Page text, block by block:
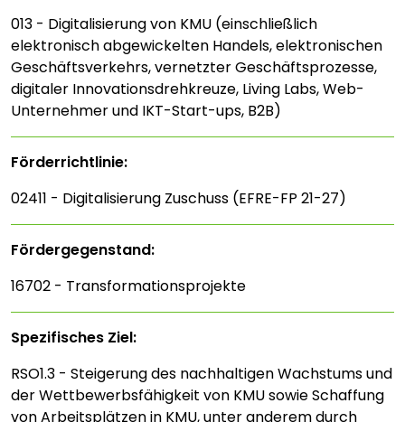
013 - Digitalisierung von KMU (einschließlich
elektronisch abgewickelten Handels, elektronischen
Geschäftsverkehrs, vernetzter Geschäftsprozesse,
digitaler Innovationsdrehkreuze, Living Labs, Web-
Unternehmer und IKT-Start-ups, B2B)
Förderrichtlinie:
02411 - Digitalisierung Zuschuss (EFRE-FP 21-27)
Fördergegenstand:
16702 - Transformationsprojekte
Spezifisches Ziel:
RSO1.3 - Steigerung des nachhaltigen Wachstums und
der Wettbewerbsfähigkeit von KMU sowie Schaffung
von Arbeitsplätzen in KMU, unter anderem durch